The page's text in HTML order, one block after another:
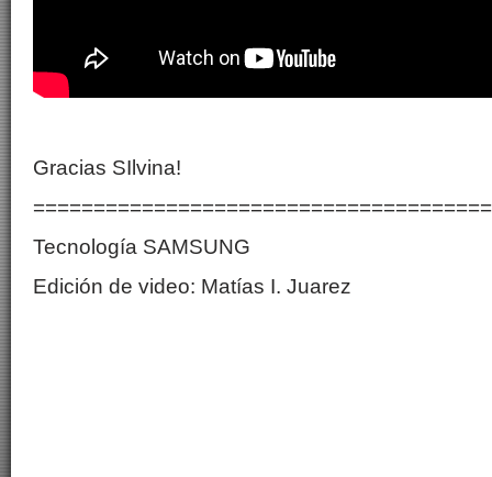
Gracias SIlvina!
======================================
Tecnología SAMSUNG
Edición de video: Matías I. Juarez